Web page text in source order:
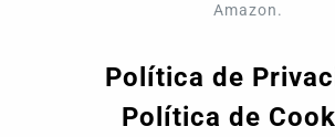
Amazon.
Política de
Política de